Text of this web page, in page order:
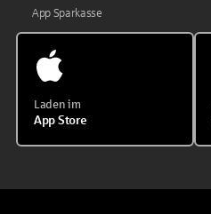
App Sparkasse
Laden im
App Store